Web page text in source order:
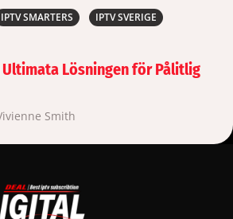
IPTV SMARTERS
IPTV SVERIGE
Ultimata Lösningen för Pålitlig
Smith